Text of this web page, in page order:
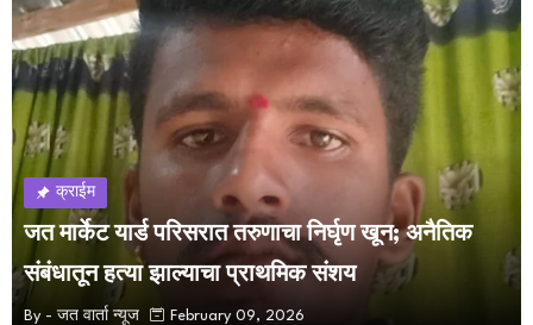
क्राईम
जत मार्केट यार्ड परिसरात तरुणाचा निर्घृण खून; अनैतिक
संबंधातून हत्या झाल्याचा प्राथमिक संशय
By - जत वार्ता न्यूज February 09, 2026